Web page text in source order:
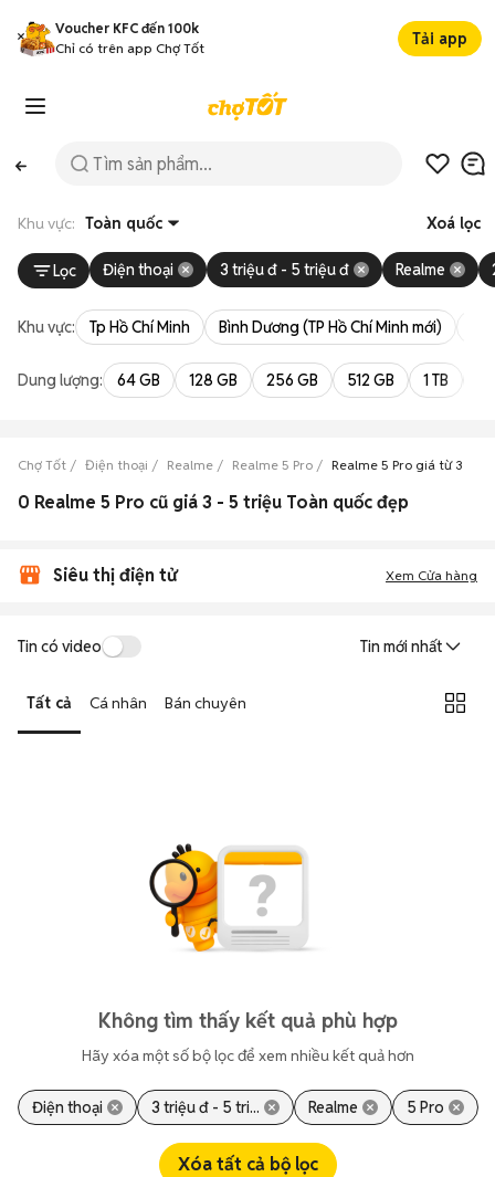
Voucher KFC đến 100k
Chỉ có trên app Chợ Tốt
Tải app
Khu vực: Toàn quốc Xoá lọc
Lọc Điện thoại 3 triệu đ - 5 triệu đ Realme
Khu vực: Tp Hồ Chí Minh Bình Dương (TP Hồ Chí Minh mới)
Dung lượng: 64 GB 128 GB 256 GB 512 GB 1 TB
Chợ Tốt Điện thoại Realme Realme 5 Pro Realme 5 Pro giá từ 3
0 Realme 5 Pro cũ giá 3 - 5 triệu Toàn quốc đẹp
Siêu thị điện tử Xem Cửa hàng
Tin có video Tin mới nhất
Tất cả Cá nhân Bán chuyên
Không tìm thấy kết quả phù hợp
Hãy xóa một số bộ lọc để xem nhiều kết quả hơn
Điện thoại 3 triệu đ - 5 tri... Realme 5 Pro
Xóa tất cả bộ lọc